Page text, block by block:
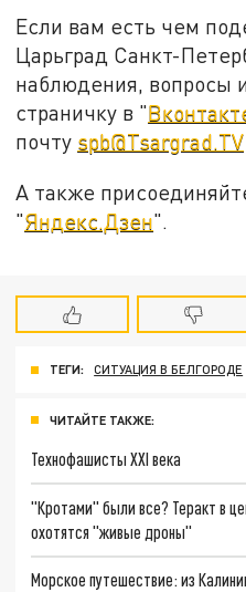
Если вам есть чем
Царьград Санкт-
наблюдения, вопросы
страничку в "
почту spb@Tsargrad.TV
А также
"Яндекс.Дзен".
ТЕГИ: СИТУАЦИЯ В БЕЛГОРОДЕ
ЧИТАЙТЕ ТАКЖЕ:
Технофашисты XXI века
"Кротами" были все? Теракт в
охотятся "живые дроны"
Морское путешествие: из